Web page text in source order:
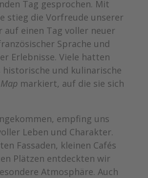
Tag gesprochen. Mit
stieg die Vorfreude unserer
auf einen Tag voller neuer
Sprache und
Erlebnisse. Viele hatten
und kulinarische
Map markiert, auf die sie sich
empfing uns
Leben und Charakter.
Fassaden, kleinen Cafés
Plätzen entdeckten wir
Atmosphäre. Auch